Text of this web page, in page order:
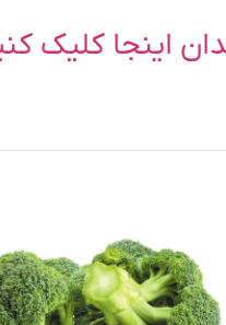
اینجا کلیک